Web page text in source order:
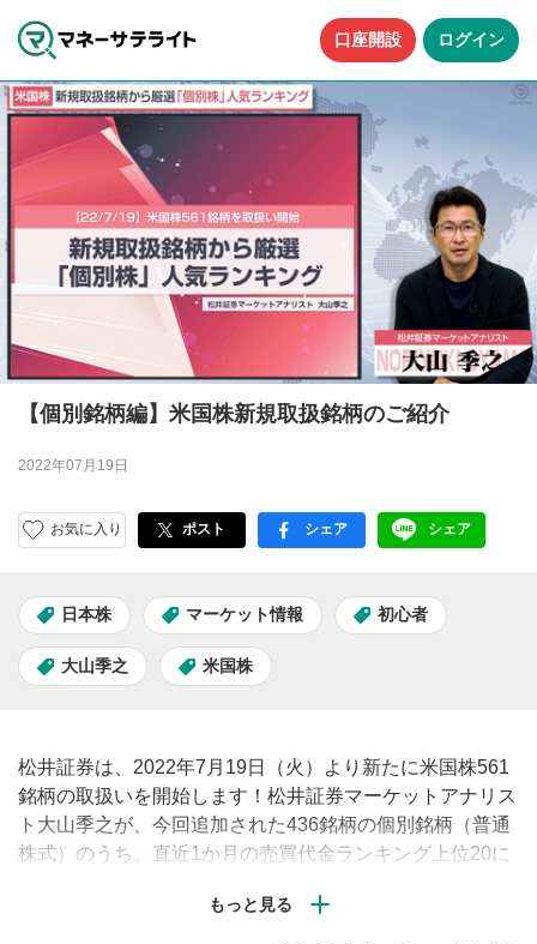
口座開設 ログイン
【個別銘柄編】米国株新規取扱銘柄のご紹介
2022年07月19日
お気に入り ポスト facebook
シェア LINE
シェア
日本株 マーケット情報 初心者
大山季之 米国株
松井証券は、2022年7月19日（火）より新たに米国株561
銘柄の取扱いを開始します！松井証券マーケットアナリス
ト大山季之が、今回追加された436銘柄の個別銘柄（普通
株式）のうち、直近1か月の売買代金ランキング上位20に